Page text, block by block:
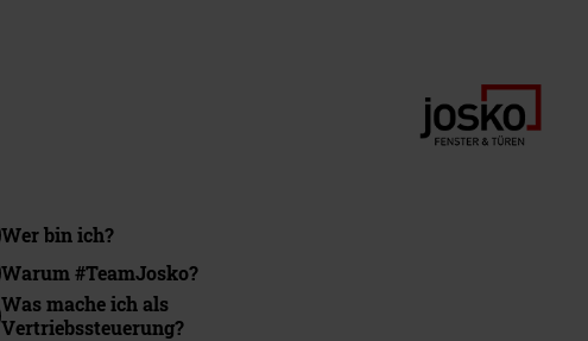
Wer bin ich?
Warum #TeamJosko?
Was mache ich als
Vertriebssteuerung?